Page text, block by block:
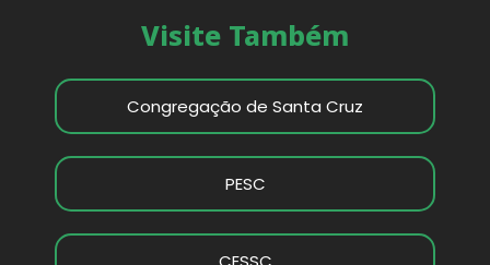
Visite Também
Congregação de Santa Cruz
PESC